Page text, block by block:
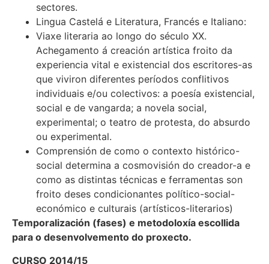
sectores.
Lingua Castelá e Literatura, Francés e Italiano:
Viaxe literaria ao longo do século XX.
Achegamento á creación artística froito da
experiencia vital e existencial dos escritores-as
que viviron diferentes períodos conflitivos
individuais e/ou colectivos: a poesía existencial,
social e de vangarda; a novela social,
experimental; o teatro de protesta, do absurdo
ou experimental.
Comprensión de como o contexto histórico-
social determina a cosmovisión do creador-a e
como as distintas técnicas e ferramentas son
froito deses condicionantes político-social-
económico e culturais (artísticos-literarios)
Temporalización (fases) e metodoloxía escollida
para o desenvolvemento do proxecto.
CURSO 2014/15